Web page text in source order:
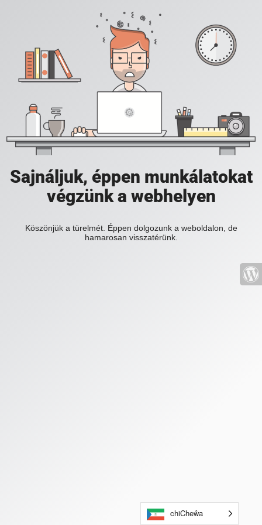
Sajnáljuk, éppen munkálatokat
végzünk a webhelyen
Köszönjük a türelmét. Éppen dolgozunk a weboldalon, de
hamarosan visszatérünk.
chiCheŵa